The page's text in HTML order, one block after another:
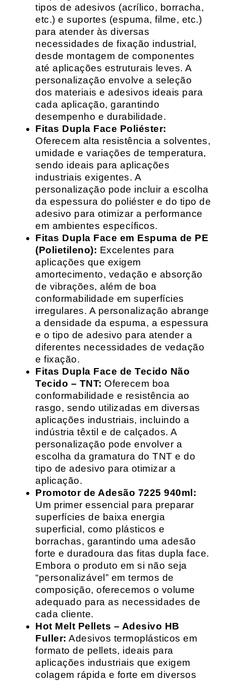
tipos de adesivos (acrílico, borracha,
etc.) e suportes (espuma, filme, etc.)
para atender às diversas
necessidades de fixação industrial,
desde montagem de componentes
até aplicações estruturais leves. A
personalização envolve a seleção
dos materiais e adesivos ideais para
cada aplicação, garantindo
desempenho e durabilidade.
Fitas Dupla Face Poliéster:
Oferecem alta resistência a solventes,
umidade e variações de temperatura,
sendo ideais para aplicações
industriais exigentes. A
personalização pode incluir a escolha
da espessura do poliéster e do tipo de
adesivo para otimizar a performance
em ambientes específicos.
Fitas Dupla Face em Espuma de PE
(Polietileno): Excelentes para
aplicações que exigem
amortecimento, vedação e absorção
de vibrações, além de boa
conformabilidade em superfícies
irregulares. A personalização abrange
a densidade da espuma, a espessura
e o tipo de adesivo para atender a
diferentes necessidades de vedação
e fixação.
Fitas Dupla Face de Tecido Não
Tecido – TNT: Oferecem boa
conformabilidade e resistência ao
rasgo, sendo utilizadas em diversas
aplicações industriais, incluindo a
indústria têxtil e de calçados. A
personalização pode envolver a
escolha da gramatura do TNT e do
tipo de adesivo para otimizar a
aplicação.
Promotor de Adesão 7225 940ml:
Um primer essencial para preparar
superfícies de baixa energia
superficial, como plásticos e
borrachas, garantindo uma adesão
forte e duradoura das fitas dupla face.
Embora o produto em si não seja
“personalizável” em termos de
composição, oferecemos o volume
adequado para as necessidades de
cada cliente.
Hot Melt Pellets – Adesivo HB
Fuller: Adesivos termoplásticos em
formato de pellets, ideais para
aplicações industriais que exigem
colagem rápida e forte em diversos